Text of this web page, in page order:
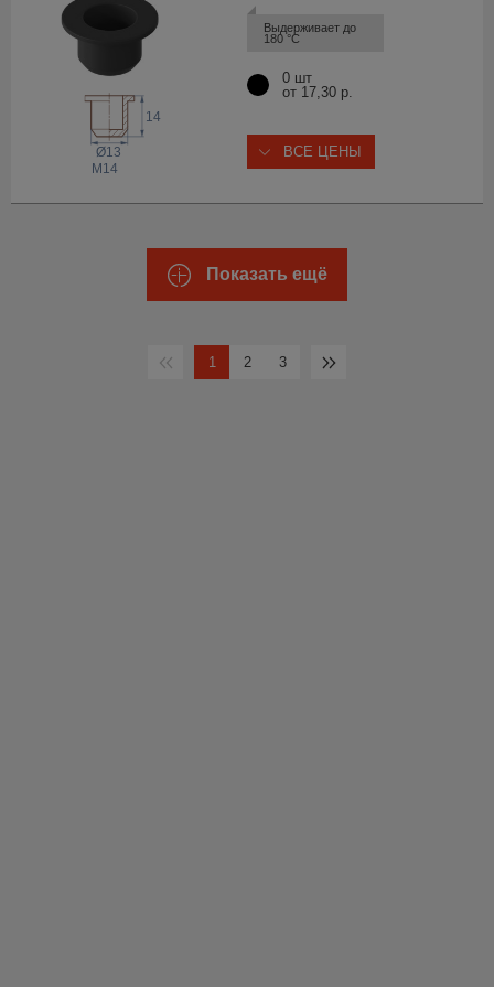
Выдерживает до
180 °С
14
Ø13
M14
0 шт
от 17,30 р.
ВСЕ ЦЕНЫ
Показать ещё
1 2 3